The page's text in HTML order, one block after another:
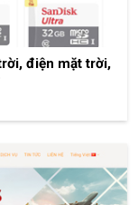
điện mặt trời,